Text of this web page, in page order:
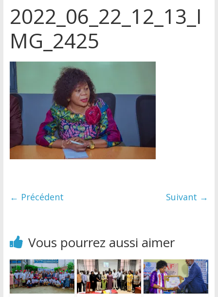
2022_06_22_12_13_I
MG_2425
← Précédent Suivant →
Vous pourrez aussi aimer